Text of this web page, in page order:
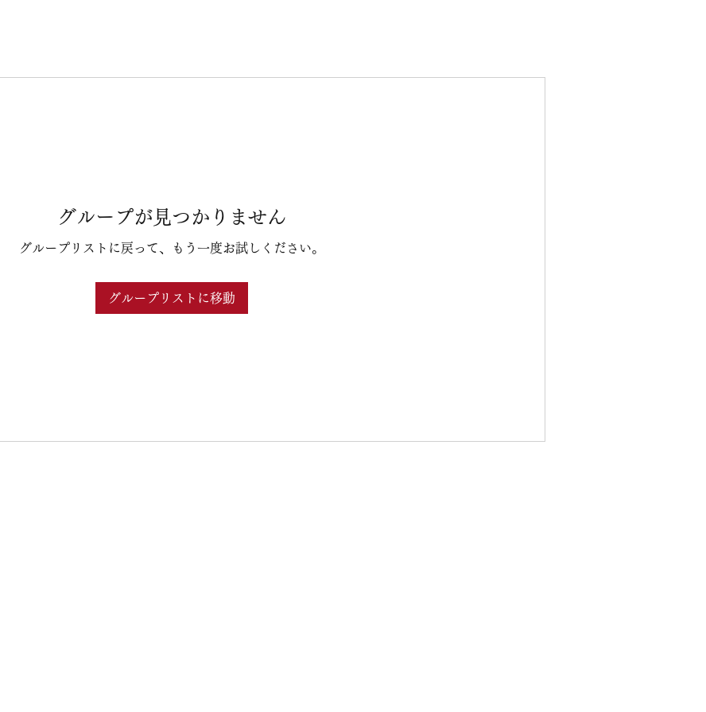
グループが見つかりません
グループリストに戻って、もう一度お試しください。
グループリストに移動